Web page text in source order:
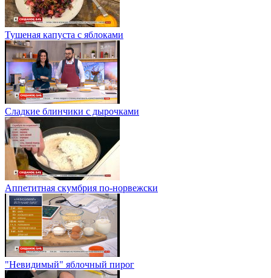
Тушеная капуста с яблоками
Сладкие блинчики с дырочками
Аппетитная скумбрия по-норвежски
"Невидимый" яблочный пирог